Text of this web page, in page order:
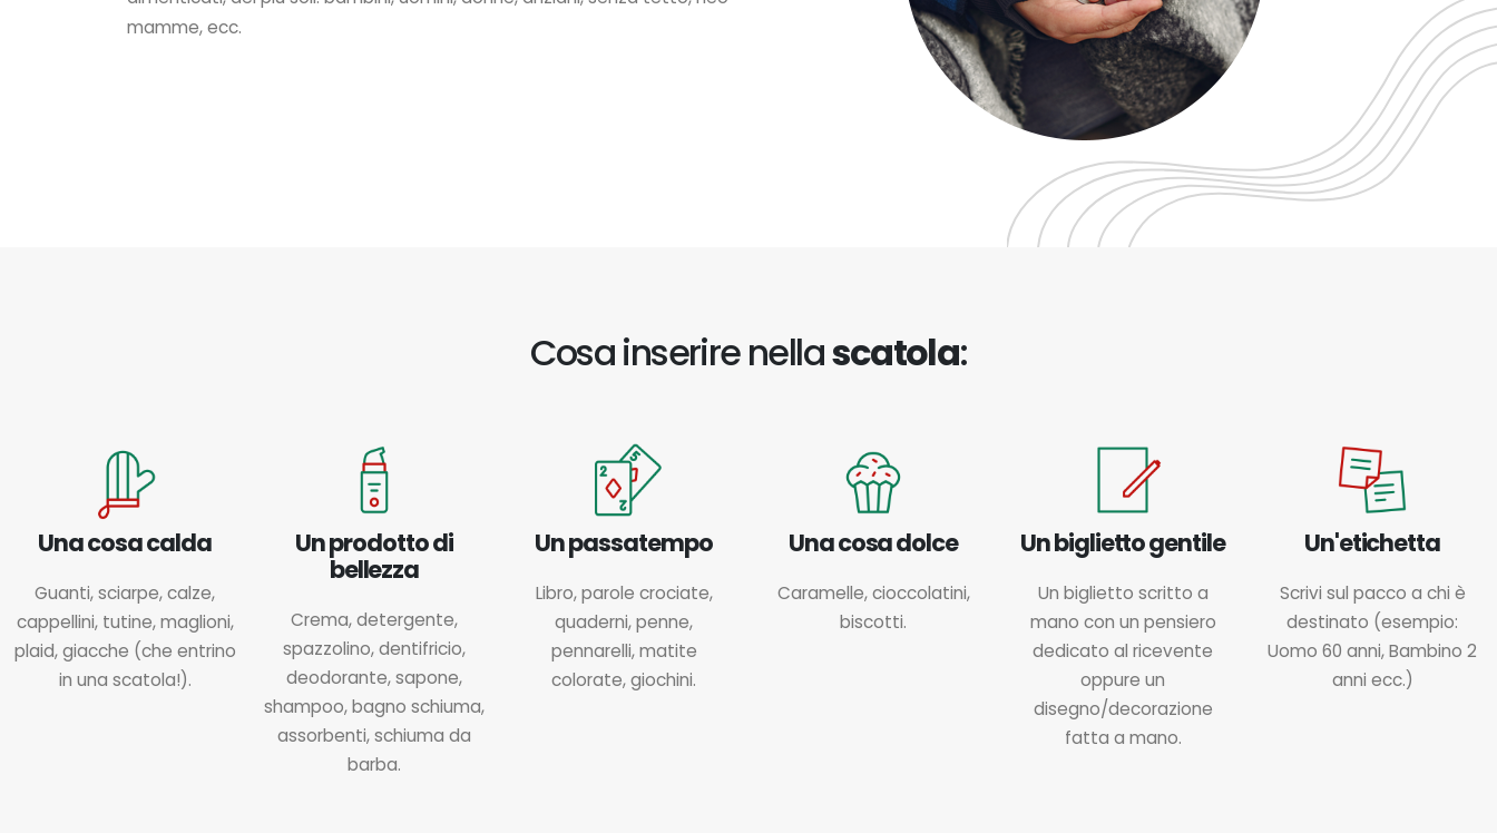
mamme, ecc.
Cosa inserire nellascatola:
Una cosa calda
Guanti, sciarpe, calze,
cappellini, tutine, maglioni,
plaid, giacche (che entrino
in una scatola!).
Un prodotto di
bellezza
Crema, detergente,
spazzolino, dentifricio,
deodorante, sapone,
shampoo, bagno schiuma,
assorbenti, schiuma da
barba.
Un passatempo
Libro, parole crociate,
quaderni, penne,
pennarelli, matite
colorate, giochini.
Una cosa dolce
Caramelle, cioccolatini,
biscotti.
Un biglietto gentile
Un biglietto scritto a
mano con un pensiero
dedicato al ricevente
oppure un
disegno/decorazione
fatta a mano.
Un'etichetta
Scrivi sul pacco a chi è
destinato (esempio:
Uomo 60 anni, Bambino 2
anni ecc.)